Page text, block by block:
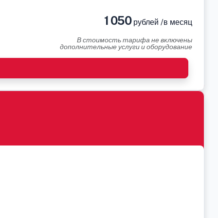
1 050рублей /в месяц
В стоимость тарифа не включены
дополнительные услуги и оборудование